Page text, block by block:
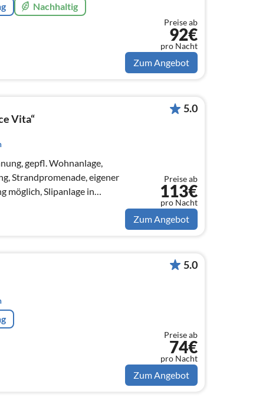
Nachhaltig
Preise ab
92€
pro Nacht
Zum Angebot
Vita“
gepfl. Wohnanlage,
Strandpromenade, eigener
möglich, Slipanlage in
5.0
Preise ab
113€
pro Nacht
Zum Angebot
5.0
Preise ab
74€
pro Nacht
Zum Angebot